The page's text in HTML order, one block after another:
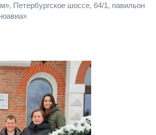
Петербургское шоссе, 64/1, павильон